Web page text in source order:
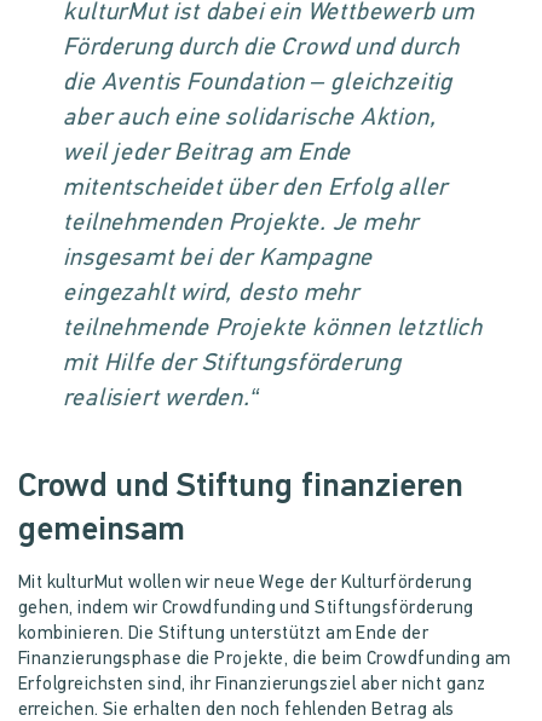
kulturMut ist dabei ein Wettbewerb um
Förderung durch die Crowd und durch
die Aventis Foundation – gleichzeitig
aber auch eine solidarische Aktion,
weil jeder Beitrag am Ende
mitentscheidet über den Erfolg aller
teilnehmenden Projekte. Je mehr
insgesamt bei der Kampagne
eingezahlt wird, desto mehr
teilnehmende Projekte können letztlich
mit Hilfe der Stiftungsförderung
realisiert werden.“
Crowd und Stiftung finanzieren
gemeinsam
Mit kulturMut wollen wir neue Wege der Kulturförderung
gehen, indem wir Crowdfunding und Stiftungsförderung
kombinieren. Die Stiftung unterstützt am Ende der
Finanzierungsphase die Projekte, die beim Crowdfunding am
Erfolgreichsten sind, ihr Finanzierungsziel aber nicht ganz
erreichen. Sie erhalten den noch fehlenden Betrag als